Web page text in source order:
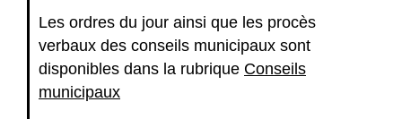
Les ordres du jour ainsi que les procès
verbaux des conseils municipaux sont
disponibles dans la rubrique Conseils
municipaux